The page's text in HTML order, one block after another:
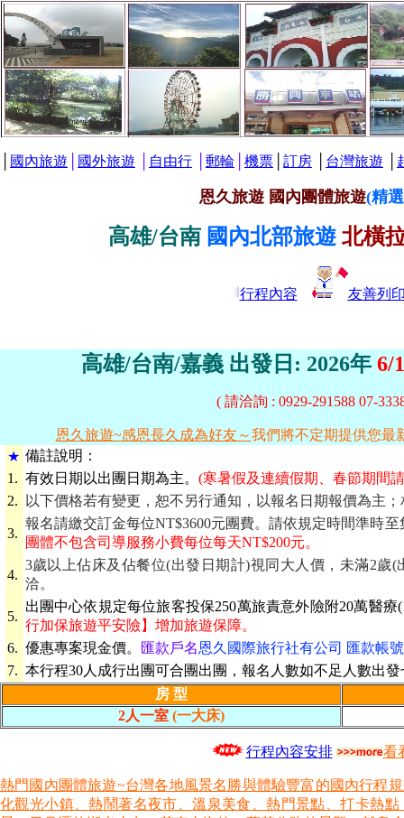
國內旅遊 國外旅遊 自由行 郵輪 機票 訂房 台灣旅遊
恩久旅遊 國內團體旅遊(精
高雄/台南 國內北部旅遊 北橫
行程內容 友善列
高雄/台南/嘉義 出發日: 2026年 6/
( 請洽詢 : 0929-291588 07-
恩久旅遊~感恩長久成為好友～我們將不定期提供您最
★ 備註說明：
1. 有效日期 以出團日期為主。 (寒暑假及連續假期、春節期間
2.
以下價格若有變更，恕不另行通知，以報名日期報價為主
3.
報名請繳交訂金每位NT$3600元團費。請依規定時間準時
團體不包含司導服務小費每位每天NT$200元。
4.
3歲以上佔床及佔餐位(出發日期計)視同大人價，未滿2
洽。
5.
出團中心依規定每位旅客投保250萬旅責意外險附20萬醫
行加保旅遊平安險】增加旅遊保障。
6. 優惠專案現金價。 匯款戶名恩久國際旅行社有公司 匯款帳
7. 本行程30人成行出團可合團出團，報名人數如不足人數出
房 型
2人一室 (一大床)
行程內容安排 看
熱門國內團體旅遊~台灣各地風景名勝與體驗豐富的國內行程
化觀光小鎮、熱鬧著名夜市、溫泉美食、熱門景點、打卡熱